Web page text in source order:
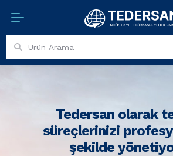
Tedersan olarak
süreçlerinizi
şekilde